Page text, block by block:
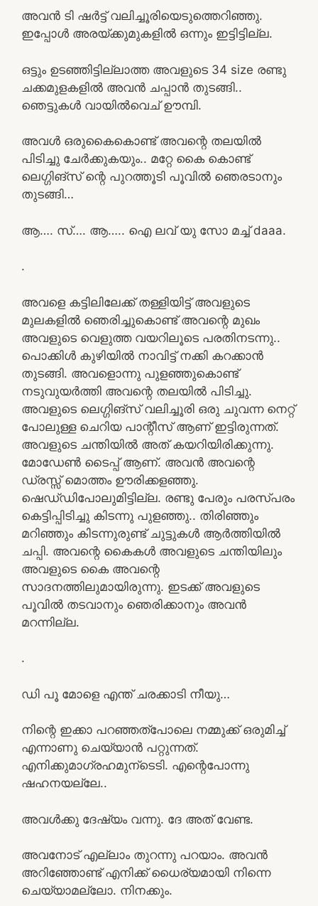
അവൻ ടി ഷർട്ട് വലിച്ചൂരിയെടുത്തെറിഞ്ഞു.
ഇപ്പോൾ അരയ്ക്കുമുകളിൽ ഒന്നും ഇട്ടിട്ടില്ല.
ഒട്ടും ഉടഞ്ഞിട്ടില്ലാത്ത അവളുടെ 34 size രണ്ടു
ചക്കമുളകളിൽ അവൻ ചപ്പാൻ തുടങ്ങി..
ഞെട്ടുകൾ വായിൽവെച് ഊമ്പി.
അവൾ ഒരുകൈകൊണ്ട് അവന്റെ തലയിൽ
പിടിച്ചു ചേർക്കുകയും.. മറ്റേ കൈ കൊണ്ട്
ലെഗ്ഗിങ്‌സ് ന്റെ പുറത്തൂടി പൂവിൽ ഞെരടാനും
തുടങ്ങി…
ആ…. സ്…. ആ….. ഐ ലവ് യു സോ മച്ച് daaa.
.
അവളെ കട്ടിലിലേക്ക് തള്ളിയിട്ട് അവളുടെ
മുലകളിൽ ഞെരിച്ചുകൊണ്ട് അവന്റെ മുഖം
അവളുടെ വെളുത്ത വയറിലൂടെ പരതിനടന്നു..
പൊക്കിൾ കുഴിയിൽ നാവിട്ട് നക്കി കറക്കാൻ
തുടങ്ങി. അവളൊന്നു പുളഞ്ഞുകൊണ്ട്
നടുവുയർത്തി അവന്റെ തലയിൽ പിടിച്ചു.
അവളുടെ ലെഗ്ഗിങ്‌സ് വലിച്ചൂരി ഒരു ചുവന്ന നെറ്റ്
പോലുള്ള ചെറിയ പാന്റീസ് ആണ് ഇട്ടിരുന്നത്.
അവളുടെ ചന്തിയിൽ അത് കയറിയിരിക്കുന്നു.
മോഡേൺ ടൈപ്പ് ആണ്. അവൻ അവന്റെ
ഡ്രസ്സ് മൊത്തം ഊരിക്കളഞ്ഞു.
ഷെഡ്‌ഡിപോലുമിട്ടില്ല. രണ്ടു പേരും പരസ്പരം
കെട്ടിപ്പിടിച്ചു കിടന്നു പുളഞ്ഞു.. തിരിഞ്ഞും
മറിഞ്ഞും കിടന്നുരുണ്ട് ചുട്ടുകൾ ആർത്തിയിൽ
ചപ്പി. അവന്റെ കൈകൾ അവളുടെ ചന്തിയിലും
അവളുടെ കൈ അവന്റെ
സാദനത്തിലുമായിരുന്നു. ഇടക്ക് അവളുടെ
പൂവിൽ തടവാനും ഞെരിക്കാനും അവൻ
മറന്നില്ല.
.
ഡി പൂ മോളെ എന്ത് ചരക്കാടി നീയു…
നിന്റെ ഇക്കാ പറഞ്ഞത്പോലെ നമ്മുക്ക് ഒരുമിച്ച്
എന്നാണു ചെയ്യാൻ പറ്റുന്നത്.
എനിക്കുമാഗ്രഹമുന്ടെടി. എന്റെപോന്നു
ഷഹനയല്ലേ..
അവൾക്കു ദേഷ്യം വന്നു. ദേ അത് വേണ്ട.
അവനോട് എല്ലാം തുറന്നു പറയാം. അവൻ
അറിഞ്ഞോണ്ട് എനിക്ക് ധൈര്യമായി നിന്നെ
ചെയ്യാമല്ലോ. നിനക്കും.